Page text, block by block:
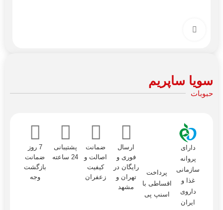
سویا ساپریم
حبوبات
دارای
پروانه
سازمانی
غذا و
داروی
ایران
پرداخت
اقساطی با
اسنپ پی
ارسال
فوری و
رایگان در
تهران و
مشهد
ضمانت
اصالت و
کیفیت
زعفران
پشتیبانی
24 ساعته
7 روز
ضمانت
بازگشت
وجه